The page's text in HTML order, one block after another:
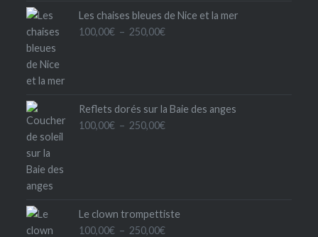
Les chaises bleues de Nice et la mer
100,00€ – 250,00€Plage
250,00€
Reflets dorés sur la Baie des anges
100,00€ – 250,00€Plage
Le clown trompettiste
100,00€ – 250,00€Plage